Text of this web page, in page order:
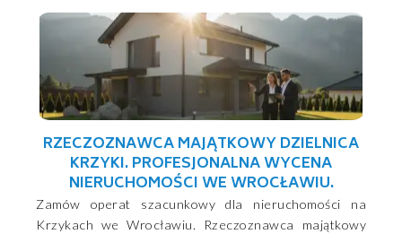
RZECZOZNAWCA MAJĄTKOWY DZIELNICA
KRZYKI. PROFESJONALNA WYCENA
NIERUCHOMOŚCI WE WROCŁAWIU.
Zamów operat szacunkowy dla nieruchomości na
Krzykach we Wrocławiu. Rzeczoznawca majątkowy